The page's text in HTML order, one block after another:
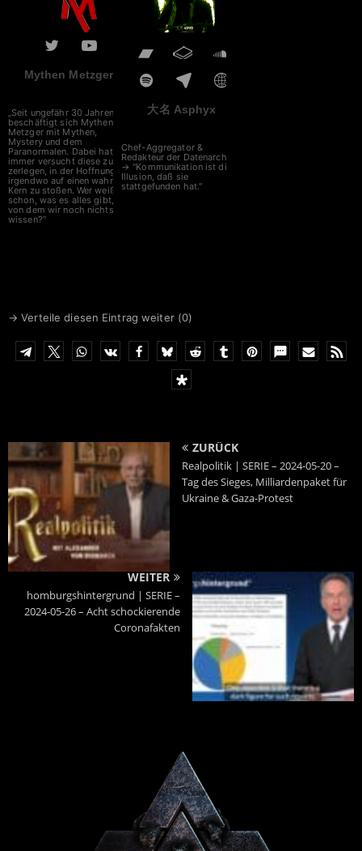
Mythen Metzger
„Seit ungefähr 30 Jahren
beschäftigt sich Mythen
Metzger mit Mythen,
Mystery und dem
Paranormalen. Dabei hat er
immer versucht diese zu
zerlegen, in der Hoffnung
irgendwo auf einen wahren
Kern zu stoßen. Wer weiß
schon, was es alles gibt,
von dem wir noch nichts
wissen?“
大名 Asphyx
Chef-Aggregator &
Redakteur der Datenarche
→ "Kommunikation ist die
Illusion, daß sie
stattgefunden hat."
→ Verteile diesen Eintrag weiter (0)
ZURÜCK
Realpolitik | SERIE – 2024-05-20 –
Tag des Sieges, Milliardenpaket für
Ukraine & Gaza-Protest
WEITER
homburgshintergrund | SERIE –
2024-05-26 – Acht schockierende
Coronafakten
Powered By :